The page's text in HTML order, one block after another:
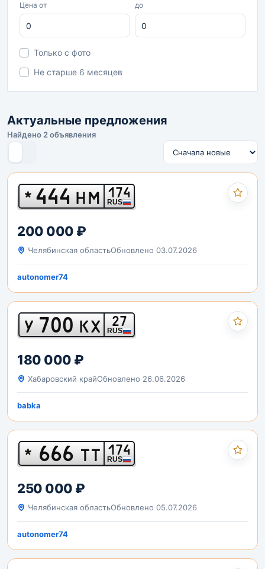
Цена от до
Только с фото
Не старше 6 месяцев
Актуальные предложения
Найдено 2 объявления
* 444 НМ 174
RUS
200 000 ₽
Челябинская областьОбновлено 03.07.2026
autonomer74
У 700 КХ 27
RUS
180 000 ₽
Хабаровский крайОбновлено 26.06.2026
babka
* 666 ТТ 174
RUS
250 000 ₽
Челябинская областьОбновлено 05.07.2026
autonomer74